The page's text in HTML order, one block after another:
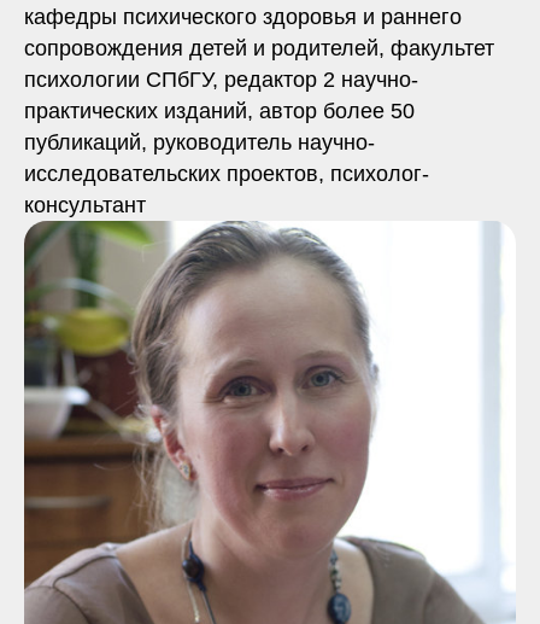
кафедры психического здоровья и раннего
сопровождения детей и родителей, факультет
психологии СПбГУ, редактор 2 научно-
практических изданий, автор более 50
публикаций, руководитель научно-
исследовательских проектов, психолог-
консультант